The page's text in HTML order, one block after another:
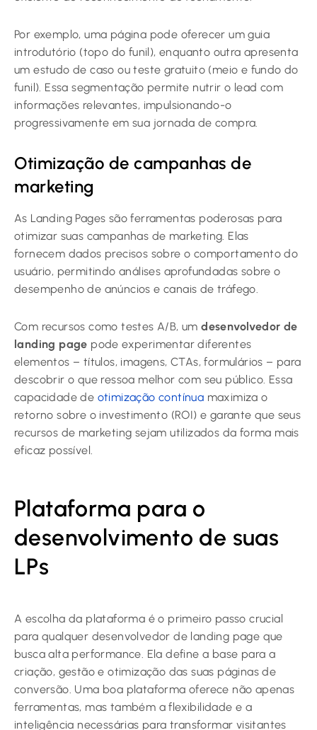
Por exemplo, uma página pode oferecer um guia
introdutório (topo do funil), enquanto outra apresenta
um estudo de caso ou teste gratuito (meio e fundo do
funil). Essa segmentação permite nutrir o lead com
informações relevantes, impulsionando-o
progressivamente em sua jornada de compra.
Otimização de campanhas de
marketing
As Landing Pages são ferramentas poderosas para
otimizar suas campanhas de marketing. Elas
fornecem dados precisos sobre o comportamento do
usuário, permitindo análises aprofundadas sobre o
desempenho de anúncios e canais de tráfego.
Com recursos como testes A/B, umdesenvolvedor de
landing page pode experimentar diferentes
elementos – títulos, imagens, CTAs, formulários – para
descobrir o que ressoa melhor com seu público. Essa
capacidade de otimização contínua maximiza o
retorno sobre o investimento (ROI) e garante que seus
recursos de marketing sejam utilizados da forma mais
eficaz possível.
Plataforma para o
desenvolvimento de suas
LPs
A escolha da plataforma é o primeiro passo crucial
para qualquer desenvolvedor de landing page que
busca alta performance. Ela define a base para a
criação, gestão e otimização das suas páginas de
conversão. Uma boa plataforma oferece não apenas
ferramentas, mas também a flexibilidade e a
inteligência necessárias para transformar visitantes